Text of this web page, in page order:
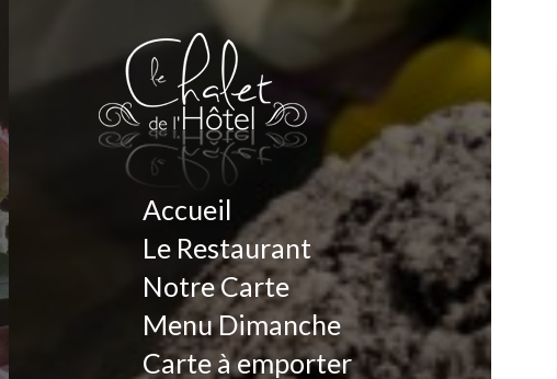
Accueil
Le Restaurant
Notre Carte
Menu Dimanche
Carte à emporter